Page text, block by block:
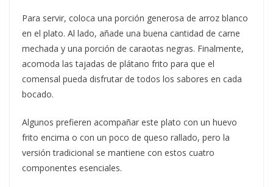
Para servir, coloca una porción generosa de arroz blanco
en el plato. Al lado, añade una buena cantidad de carne
mechada y una porción de caraotas negras. Finalmente,
acomoda las tajadas de plátano frito para que el
comensal pueda disfrutar de todos los sabores en cada
bocado.
Algunos prefieren acompañar este plato con un huevo
frito encima o con un poco de queso rallado, pero la
versión tradicional se mantiene con estos cuatro
componentes esenciales.